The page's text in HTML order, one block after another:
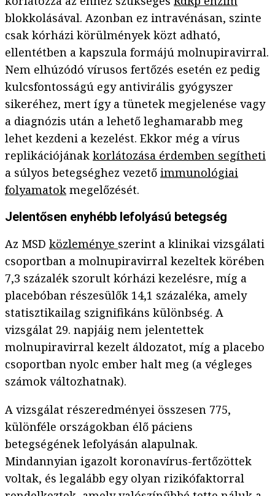
blokkolásával. Azonban ez intravénásan, szinte
csak kórházi körülmények közt adható,
ellentétben a kapszula formájú molnupiravirral.
Nem elhúzódó vírusos fertőzés esetén ez pedig
kulcsfontosságú egy antivirális gyógyszer
sikeréhez, mert így a tünetek megjelenése vagy
a diagnózis után a lehető leghamarabb meg
lehet kezdeni a kezelést. Ekkor még a vírus
replikációjának korlátozása érdemben segítheti
a súlyos betegséghez vezető immunológiai
folyamatok megelőzését.
Jelentősen enyhébb lefolyású betegség
Az MSD közleménye szerint a klinikai vizsgálati
csoportban a molnupiravirral kezeltek körében
7,3 százalék szorult kórházi kezelésre, míg a
placebóban részesülők 14,1 százaléka, amely
statisztikailag szignifikáns különbség. A
vizsgálat 29. napjáig nem jelentettek
molnupiravirral kezelt áldozatot, míg a placebo
csoportban nyolc ember halt meg (a végleges
számok változhatnak).
A vizsgálat részeredményei összesen 775,
különféle országokban élő páciens
betegségének lefolyásán alapulnak.
Mindannyian igazolt koronavírus-fertőzöttek
voltak, és legalább egy olyan rizikófaktorral